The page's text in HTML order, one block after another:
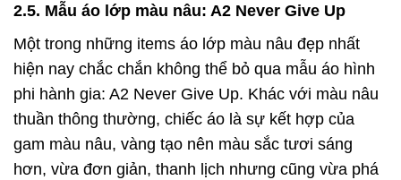
2.5. Mẫu áo lớp màu nâu: A2 Never Give Up
Một trong những items áo lớp màu nâu đẹp nhất
hiện nay chắc chắn không thể bỏ qua mẫu áo hình
phi hành gia: A2 Never Give Up. Khác với màu nâu
thuần thông thường, chiếc áo là sự kết hợp của
gam màu nâu, vàng tạo nên màu sắc tươi sáng
hơn, vừa đơn giản, thanh lịch nhưng cũng vừa phá